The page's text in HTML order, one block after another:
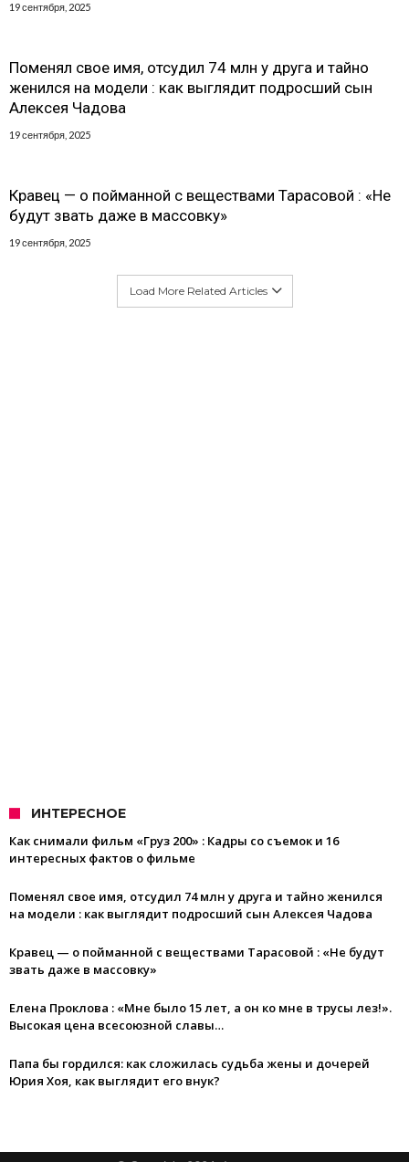
19 сентября, 2025
Поменял свое имя, отсудил 74 млн у друга и тайно
женился на модели : как выглядит подросший сын
Алексея Чадова
19 сентября, 2025
Кравец — о пойманной с веществами Тарасовой : «Не
будут звать даже в массовку»
19 сентября, 2025
Load More Related Articles
ИНТЕРЕСНОЕ
Как снимали фильм «Груз 200» : Кадры со съемок и 16
интересных фактов о фильме
Поменял свое имя, отсудил 74 млн у друга и тайно женился
на модели : как выглядит подросший сын Алексея Чадова
Кравец — о пойманной с веществами Тарасовой : «Не будут
звать даже в массовку»
Елена Проклова : «Мне было 15 лет, а он ко мне в трусы лез!».
Высокая цена всесоюзной славы…
Папа бы гордился: как сложилась судьба жены и дочерей
Юрия Хоя, как выглядит его внук?